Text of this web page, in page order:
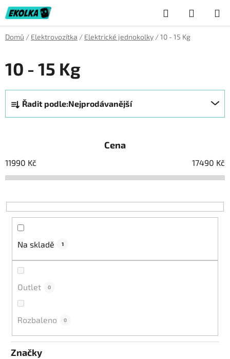
Přejít
na
obsah
Hledat
KOŠÍK
Domů / Elektrovozítka / Elektrické jednokolky /10 - 15 Kg
10 - 15 Kg
Ř
a
z
í
p
o
d
Řadit podle:Nejprodávanější
Cena
11990 Kč 17490 Kč
Na skladě 1
Outlet 0
Rozbaleno 0
Značky